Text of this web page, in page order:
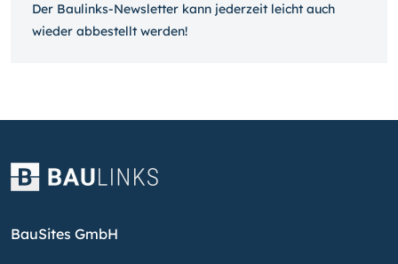
Der Baulinks-Newsletter kann jeder­zeit leicht auch
wieder ab­bestellt werden!
BauSites GmbH